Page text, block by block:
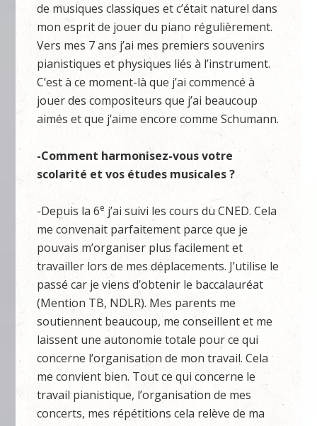
de musiques classiques et c’était naturel dans
mon esprit de jouer du piano régulièrement.
Vers mes 7 ans j’ai mes premiers souvenirs
pianistiques et physiques liés à l’instrument.
C’est à ce moment-là que j’ai commencé à
jouer des compositeurs que j’ai beaucoup
aimés et que j’aime encore comme Schumann.
-Comment harmonisez-vous votre
scolarité et vos études musicales ?
-Depuis la 6e j’ai suivi les cours du CNED. Cela
me convenait parfaitement parce que je
pouvais m’organiser plus facilement et
travailler lors de mes déplacements. J’utilise le
passé car je viens d’obtenir le baccalauréat
(Mention TB, NDLR). Mes parents me
soutiennent beaucoup, me conseillent et me
laissent une autonomie totale pour ce qui
concerne l’organisation de mon travail. Cela
me convient bien. Tout ce qui concerne le
travail pianistique, l’organisation de mes
concerts, mes répétitions cela relève de ma